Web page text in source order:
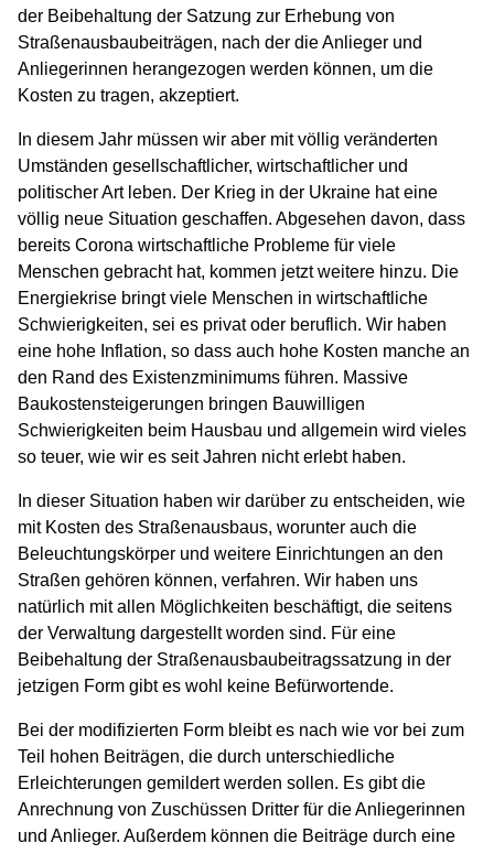
der Beibehaltung der Satzung zur Erhebung von
Straßenausbaubeiträgen, nach der die Anlieger und
Anliegerinnen herangezogen werden können, um die
Kosten zu tragen, akzeptiert.
In diesem Jahr müssen wir aber mit völlig veränderten
Umständen gesellschaftlicher, wirtschaftlicher und
politischer Art leben. Der Krieg in der Ukraine hat eine
völlig neue Situation geschaffen. Abgesehen davon, dass
bereits Corona wirtschaftliche Probleme für viele
Menschen gebracht hat, kommen jetzt weitere hinzu. Die
Energiekrise bringt viele Menschen in wirtschaftliche
Schwierigkeiten, sei es privat oder beruflich. Wir haben
eine hohe Inflation, so dass auch hohe Kosten manche an
den Rand des Existenzminimums führen. Massive
Baukostensteigerungen bringen Bauwilligen
Schwierigkeiten beim Hausbau und allgemein wird vieles
so teuer, wie wir es seit Jahren nicht erlebt haben.
In dieser Situation haben wir darüber zu entscheiden, wie
mit Kosten des Straßenausbaus, worunter auch die
Beleuchtungskörper und weitere Einrichtungen an den
Straßen gehören können, verfahren. Wir haben uns
natürlich mit allen Möglichkeiten beschäftigt, die seitens
der Verwaltung dargestellt worden sind. Für eine
Beibehaltung der Straßenausbaubeitragssatzung in der
jetzigen Form gibt es wohl keine Befürwortende.
Bei der modifizierten Form bleibt es nach wie vor bei zum
Teil hohen Beiträgen, die durch unterschiedliche
Erleichterungen gemildert werden sollen. Es gibt die
Anrechnung von Zuschüssen Dritter für die Anliegerinnen
und Anlieger. Außerdem können die Beiträge durch eine